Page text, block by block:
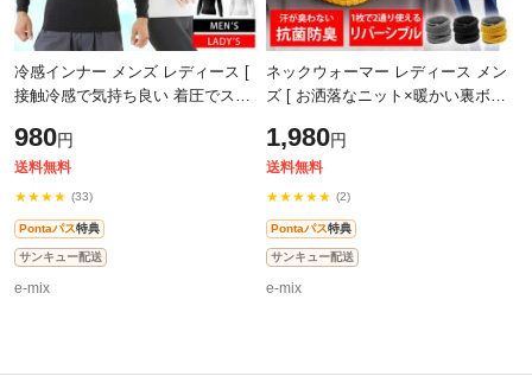
冷感インナー メンズ レディース [
接触冷感で気持ち良い 着圧でスリ
ェア インナーシャツ シャツ 長袖
980円
送料無料
★★★★ (33)
Pontaパス特典
サンキュー配送
e-mix
ネックウォーマー レディース メン
ズ [ お洒落なニット×暖かい裏ボア
1,980円
送料無料
★★★★★ (2)
Pontaパス特典
サンキュー配送
e-mix